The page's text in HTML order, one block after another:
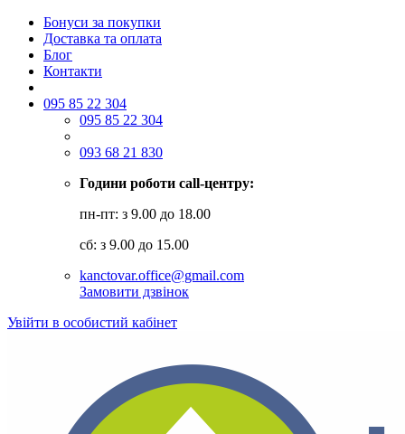
Бонуси за покупки
Доставка та оплата
Блог
Контакти
095 85 22 304
095 85 22 304
093 68 21 830
Години роботи call-центру:
пн-пт: з 9.00 до 18.00
сб: з 9.00 до 15.00
kanctovar.office@gmail.com
Замовити дзвінок
Увійти в особистий кабінет